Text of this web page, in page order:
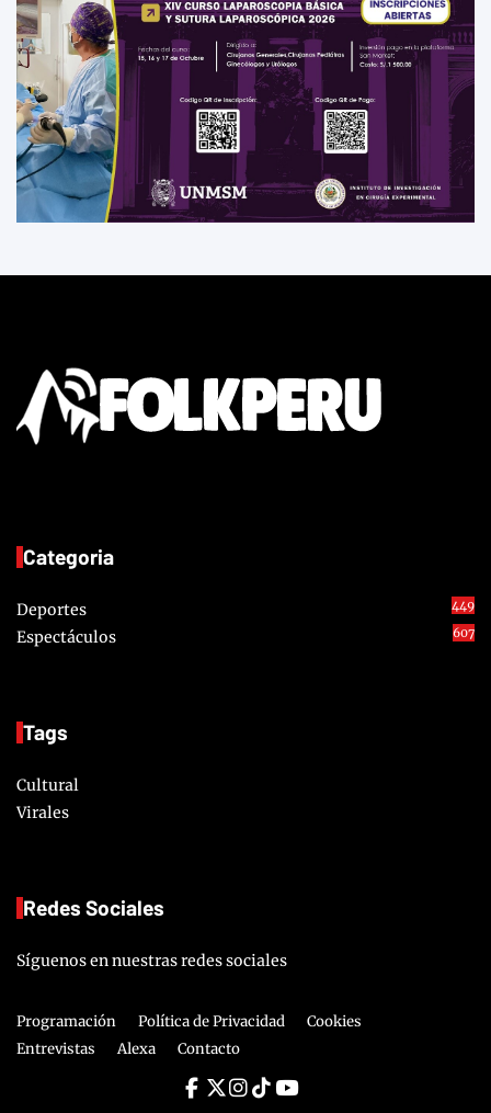
Categoria
Deportes 449
Espectáculos 607
Tags
Cultural
Virales
Redes Sociales
Síguenos en nuestras redes sociales
Programación Política de Privacidad
Cookies
Entrevistas
Alexa Contacto